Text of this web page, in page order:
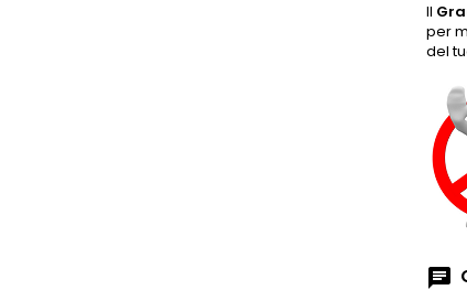
Il
per
del